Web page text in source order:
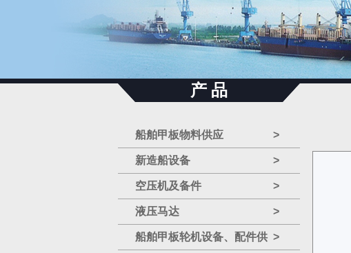
产 品
船舶甲板物料供应 >
新造船设备 >
空压机及备件 >
液压马达 >
船舶甲板轮机设备、配件供 >